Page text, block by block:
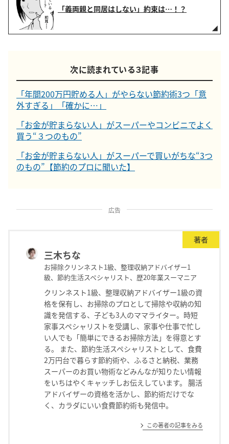
「義両親と同居はしない」約束は…！？
次に読まれている３記事
「年間200万円貯める人」がやらない節約術3つ「意
外すぎる」「確かに…」
「お金が貯まらない人」がスーパーやコンビニでよく
買う“３つのもの”
「お金が貯まらない人」がスーパーで買いがちな“3つ
のもの”【節約のプロに聞いた】
広告
著者
三木ちな
お掃除クリンネスト1級、整理収納アドバイザー1
級、節約生活スペシャリスト、歴20年業スーマニア
クリンネスト1級、整理収納アドバイザー1級の資
格を保有し、お掃除のプロとして掃除や収納の知
識を発信する、子ども3人のママライター。時短
家事スペシャリストを受講し、家事や仕事で忙し
い人でも「簡単にできるお掃除方法」を得意とす
る。 また、節約生活スペシャリストとして、食費
2万円台で暮らす節約術や、ふるさと納税、業務
スーパーのお買い物術などみんなが知りたい情報
をいちはやくキャッチしお伝えしています。 腸活
アドバイザーの資格を活かし、節約術だけでな
く、カラダにいい食費節約術も発信中。
この著者の記事をみる